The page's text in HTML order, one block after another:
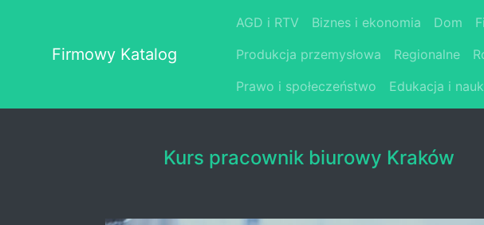
Firmowy Katalog
AGD i RTV Biznes i ekonomia Dom
Produkcja przemysłowa
Regionalne
Prawo i społeczeństwo
Edukacja i
Kurs pracownik biurowy Kraków